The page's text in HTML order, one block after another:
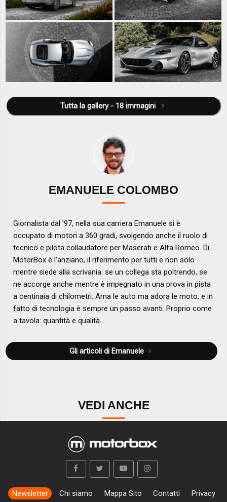
Tutta la gallery - 18 immagini
EMANUELE COLOMBO
Giornalista dal ’97, nella sua carriera Emanuele si è
occupato di motori a 360 gradi, svolgendo anche il ruolo di
tecnico e pilota collaudatore per Maserati e Alfa Romeo. Di
MotorBox è l’anziano, il riferimento per tutti e non solo
mentre siede alla scrivania: se un collega sta poltrendo, se
ne accorge anche mentre è impegnato in una prova in pista
a centinaia di chilometri. Ama le auto ma adora le moto, e in
fatto di tecnologia è sempre un passo avanti. Proprio come
a tavola: quantità e qualità.
Gli articoli di Emanuele
VEDI ANCHE
Newsletter Chi siamo Mappa Sito Contatti Privacy